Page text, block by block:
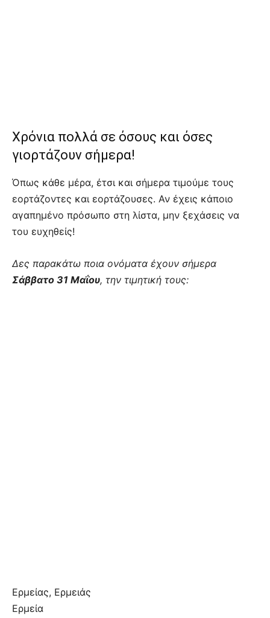
Χρόνια πολλά σε όσους και όσες
γιορτάζουν σήμερα!
Όπως κάθε μέρα, έτσι και σήμερα τιμούμε τους
εορτάζοντες και εορτάζουσες. Αν έχεις κάποιο
αγαπημένο πρόσωπο στη λίστα, μην ξεχάσεις να
του ευχηθείς!
Δες παρακάτω ποια ονόματα έχουν σήμερα
Σάββατο 31 Μαΐου, την τιμητική τους:
Ερμείας, Ερμειάς
Ερμεία